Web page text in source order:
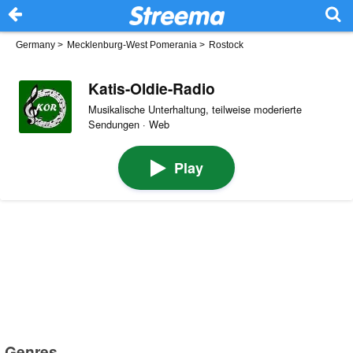
Germany > Mecklenburg-West Pomerania > Rostock
Katis-Oldie-Radio
Musikalische Unterhaltung, teilweise moderierte
Sendungen · Web
Play